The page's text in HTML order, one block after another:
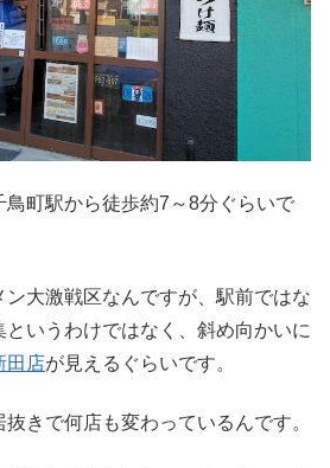
町駅から徒歩約7～8分ぐらいで
大激戦区なんですが、駅前ではな
いうわけではなく、斜め向かいに
田店が見えるぐらいです。
きで何店も変わっているんです。